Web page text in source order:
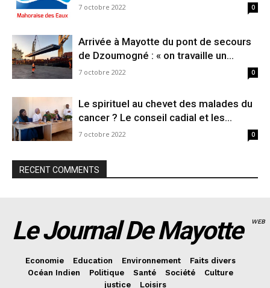
7 octobre 2022 0
Arrivée à Mayotte du pont de secours
de Dzoumogné : « on travaille un...
7 octobre 2022 0
Le spirituel au chevet des malades du
cancer ? Le conseil cadial et les...
7 octobre 2022 0
RECENT COMMENTS
Le Journal De Mayotte WEB
Economie Education Environnement
Faits divers
Océan Indien
Politique Santé Société
Culture
justice
Loisirs